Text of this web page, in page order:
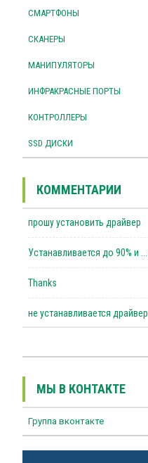
СМАРТФОНЫ
СКАНЕРЫ
МАНИПУЛЯТОРЫ
ИНФРАКРАСНЫЕ ПОРТЫ
КОНТРОЛЛЕРЫ
SSD ДИСКИ
КОММЕНТАРИИ
прошу установить драйвер
Устанавливается до 90% и
Thanks
не устанавливается
МЫ В КОНТАКТЕ
Группа вконтакте